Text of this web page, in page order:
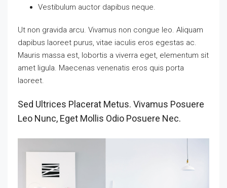
Vestibulum auctor dapibus neque.
Ut non gravida arcu. Vivamus non congue leo. Aliquam
dapibus laoreet purus, vitae iaculis eros egestas ac.
Mauris massa est, lobortis a viverra eget, elementum sit
amet ligula. Maecenas venenatis eros quis porta
laoreet.
Sed Ultrices Placerat Metus. Vivamus Posuere
Leo Nunc, Eget Mollis Odio Posuere Nec.